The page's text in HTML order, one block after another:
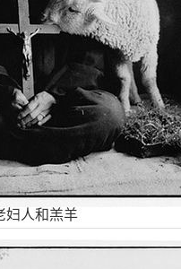
妇人和羔羊